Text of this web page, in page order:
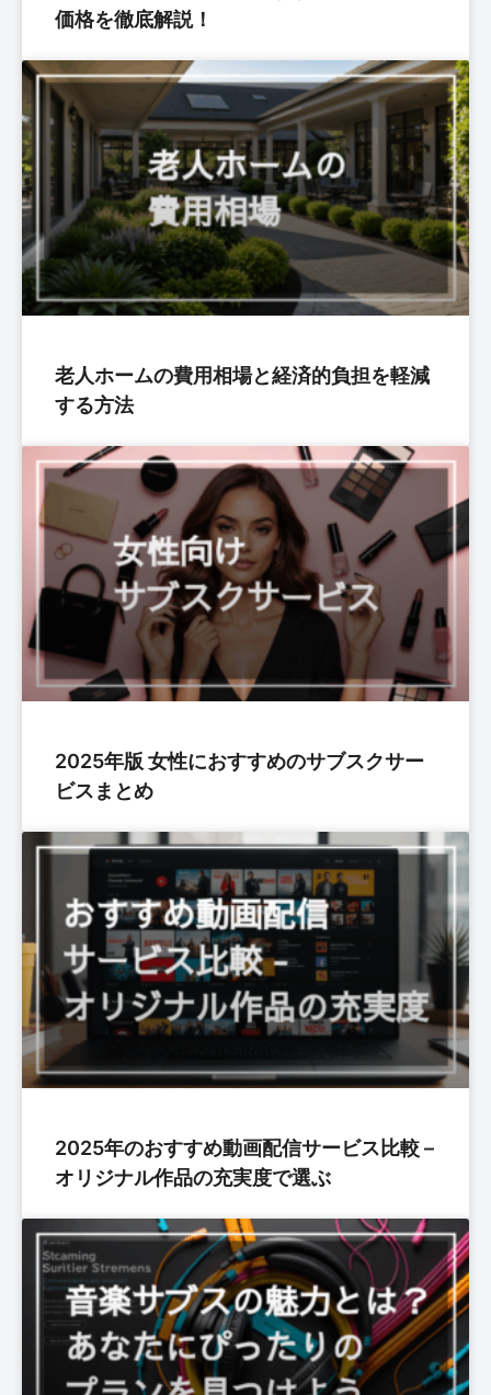
価格を徹底解説！
老人ホームの費用相場と経済的負担を軽減
する方法
2025年版 女性におすすめのサブスクサー
ビスまとめ
2025年のおすすめ動画配信サービス比較 –
オリジナル作品の充実度で選ぶ